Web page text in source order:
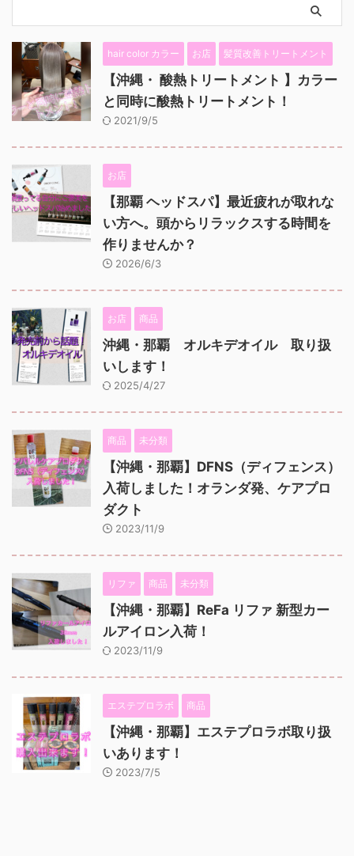
hair color カラー お店 髪質改善トリートメント
【沖縄・ 酸熱トリートメント 】カラー
と同時に酸熱トリートメント！
2021/9/5
お店
【那覇 ヘッドスパ】最近疲れが取れな
い方へ。頭からリラックスする時間を
作りませんか？
2026/6/3
お店 商品
沖縄・那覇 オルキデオイル 取り扱
いします！
2025/4/27
商品 未分類
【沖縄・那覇】DFNS（ディフェンス）
入荷しました！オランダ発、ケアプロ
ダクト
2023/11/9
リファ 商品 未分類
【沖縄・那覇】ReFa リファ 新型カー
ルアイロン入荷！
2023/11/9
エステプロラボ 商品
【沖縄・那覇】エステプロラボ取り扱
いあります！
2023/7/5